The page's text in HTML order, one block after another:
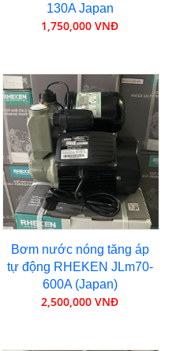
130A Japan
1,750,000 VNĐ
Bơm nước nóng tăng áp
tự động RHEKEN JLm70-
600A (Japan)
2,500,000 VNĐ